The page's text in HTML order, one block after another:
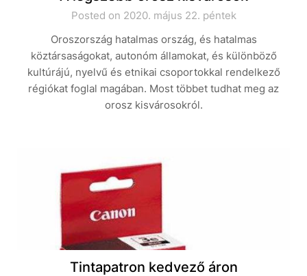
Posted on 2020. május 22. péntek
Oroszország hatalmas ország, és hatalmas
köztársaságokat, autonóm államokat, és különböző
kultúrájú, nyelvű és etnikai csoportokkal rendelkező
régiókat foglal magában. Most többet tudhat meg az
orosz kisvárosokról.
Tintapatron kedvező áron